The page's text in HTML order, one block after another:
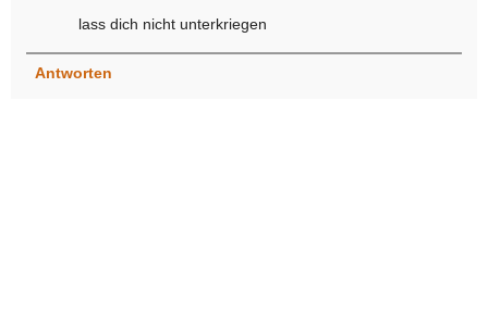
lass dich nicht unterkriegen
Antworten